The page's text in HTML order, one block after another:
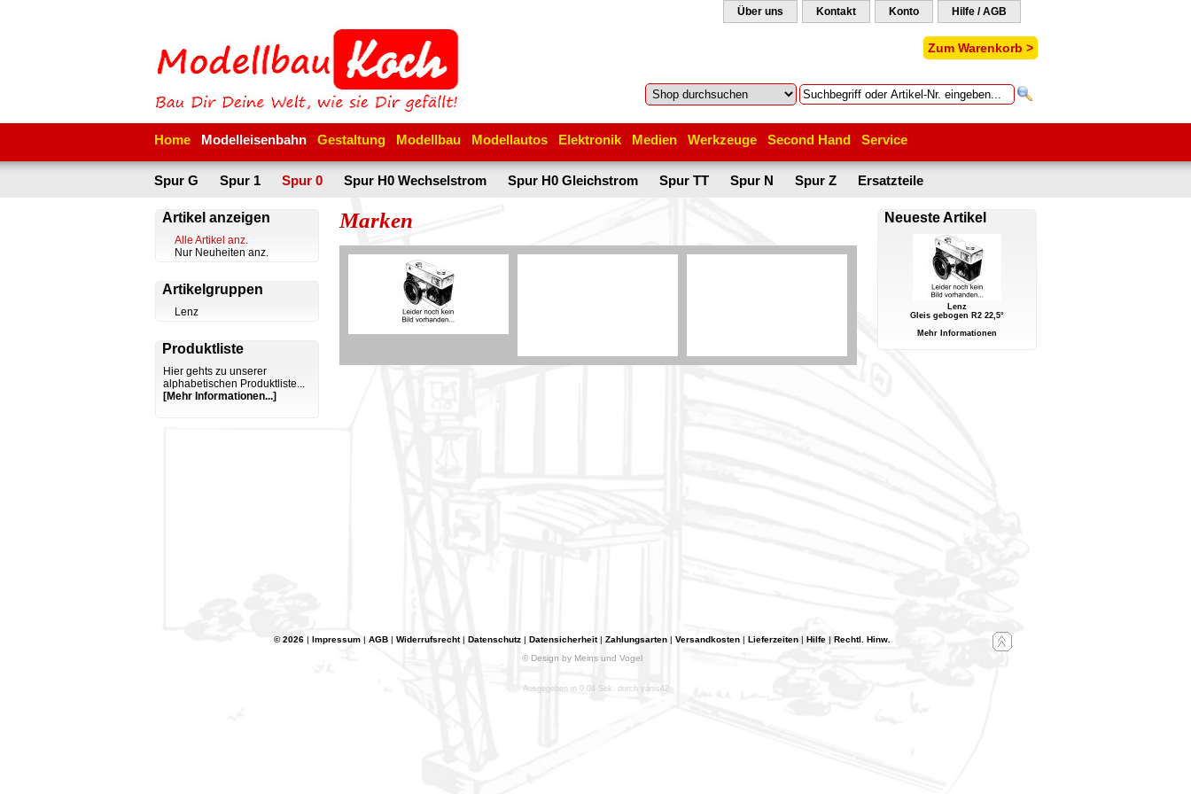
Über uns Kontakt Konto Hilfe / AGB
Zum Warenkorb >
Home Modelleisenbahn Gestaltung Modellbau Modellautos Elektronik Medien Werkzeuge Second Hand Service
Spur G Spur 1 Spur 0 Spur H0 Wechselstrom Spur H0 Gleichstrom Spur TT Spur N Spur Z Ersatzteile
Artikel anzeigen
Alle Artikel anz.
Nur Neuheiten anz.
Artikelgruppen
Lenz
Produktliste
Hier gehts zu unserer
alphabetischen Produktliste...
[Mehr Informationen...]
Marken Neueste Artikel
Lenz
Gleis gebogen R2 22,5°
Mehr Informationen
© 2026| Impressum| AGB| Widerrufsrecht| Datenschutz| Datensicherheit| Zahlungsarten| Versandkosten| Lieferzeiten| Hilfe| Rechtl. Hinw.
© Design by Meins und Vogel
Ausgegeben in 0.04 Sek. durch yanis42